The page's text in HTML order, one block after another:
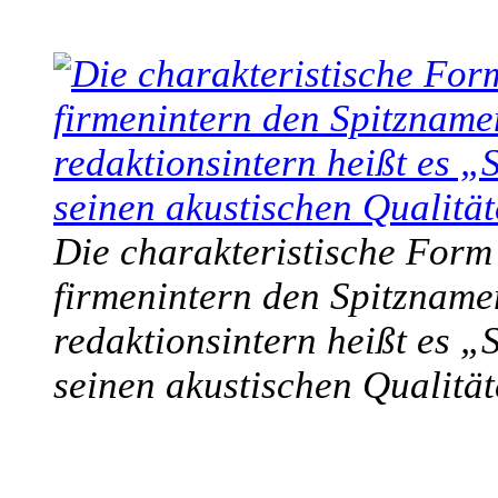
Die charakteristische
firmenintern den
redaktionsintern heißt es
seinen akustischen